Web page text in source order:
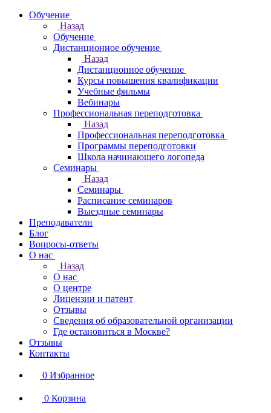
Обучение
Назад
Обучение
Дистанционное обучение
Назад
Дистанционное обучение
Курсы повышения квалификации
Учебные фильмы
Вебинары
Профессиональная переподготовка
Назад
Профессиональная переподготовка
Программы переподготовки
Школа начинающего логопеда
Семинары
Назад
Семинары
Расписание семинаров
Выездные семинары
Преподаватели
Блог
Вопросы-ответы
О нас
Назад
О нас
О центре
Лицензии и патент
Отзывы
Сведения об образовательной организации
Где остановиться в Москве?
Отзывы
Контакты
0 Избранное
0 Корзина